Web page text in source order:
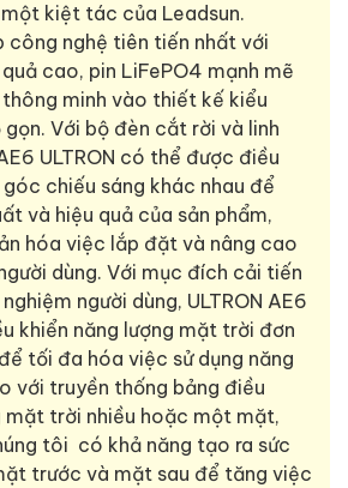
kiệt tác của Leadsun.
công nghệ tiên tiến nhất với
cao, pin LiFePO4 mạnh mẽ
minh vào thiết kế kiểu
Với bộ đèn cắt rời và linh
ULTRON có thể được điều
chiếu sáng khác nhau để
và hiệu quả của sản phẩm,
hóa việc lắp đặt và nâng cao
dùng. Với mục đích cải tiến
người dùng, ULTRON AE6
khiển năng lượng mặt trời đơn
tối đa hóa việc sử dụng năng
với truyền thống bảng điều
mặt trời nhiều hoặc một mặt,
tôi có khả năng tạo ra sức
trước và mặt sau để tăng việc